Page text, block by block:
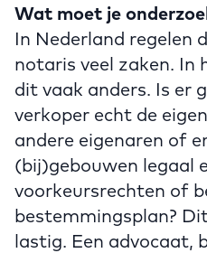
Wat moet je
In Nederland regelen
notaris veel zaken.
dit vaak anders. Is er
verkoper echt de
andere eigenaren of
(bij)gebouwen legaal
voorkeursrechten of
bestemmingsplan?
lastig. Een advocaat,